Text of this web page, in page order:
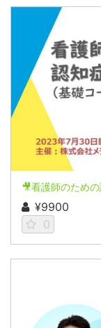
🎥看護師のため
¥9900
0